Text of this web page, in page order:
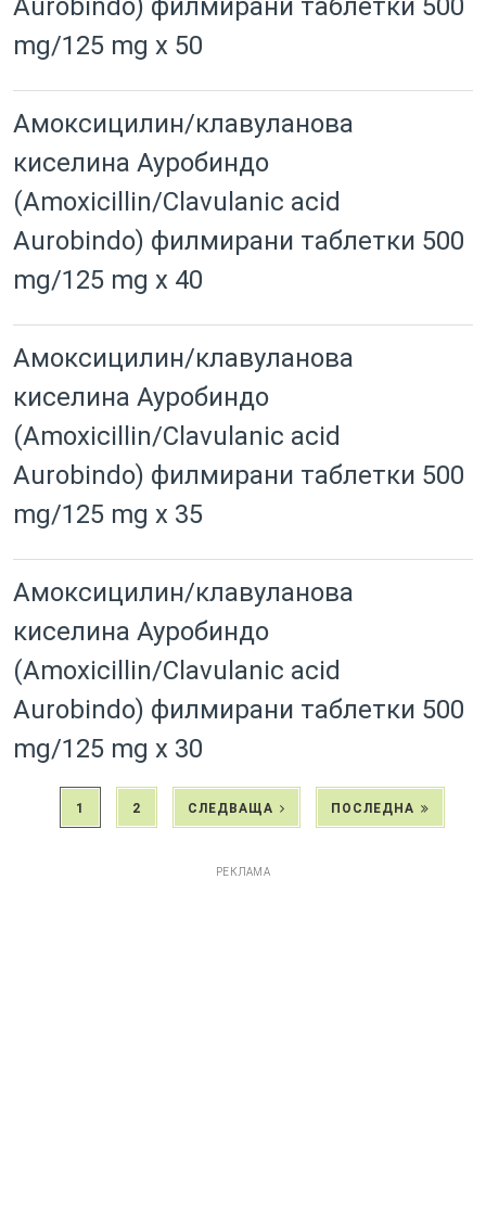
Aurobindo) филмирани таблетки 500
mg/125 mg x 50
Амоксицилин/клавуланова
киселина Ауробиндо
(Amoxicillin/Clavulanic acid
Aurobindo) филмирани таблетки 500
mg/125 mg x 40
Амоксицилин/клавуланова
киселина Ауробиндо
(Amoxicillin/Clavulanic acid
Aurobindo) филмирани таблетки 500
mg/125 mg x 35
Амоксицилин/клавуланова
киселина Ауробиндо
(Amoxicillin/Clavulanic acid
Aurobindo) филмирани таблетки 500
mg/125 mg x 30
1 2 СЛЕДВАЩА ПОСЛЕДНА
РЕКЛАМА